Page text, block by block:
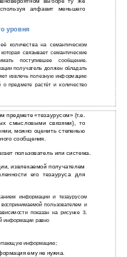
алфавит меньшего
уровня
количества на семантическом
связывает семантические
поступившее сообщение.
получатель должен обладать
извлечь полезную информацию
предмете растёт и количество
предмете «тезаурусом» (т.е.
смысловыми связями), то
можно оценить степенью
сообщения.
пользователь или система.
извлекаемой получателем
его тезауруса для
информации и тезаурусом
пользователем и
показан на рисунке 3.
информации равно
информацию;
ему не нужна.